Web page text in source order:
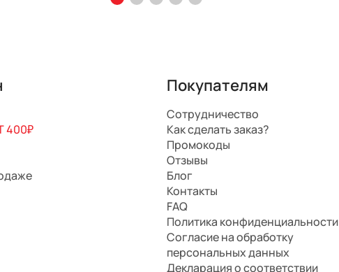
400₽
Покупателям
Сотрудничество
Как сделать заказ?
Промокоды
Отзывы
Блог
Контакты
FAQ
Политика конфиденциальности
Согласие на обработку
персональных данных
Декларация о соответствии